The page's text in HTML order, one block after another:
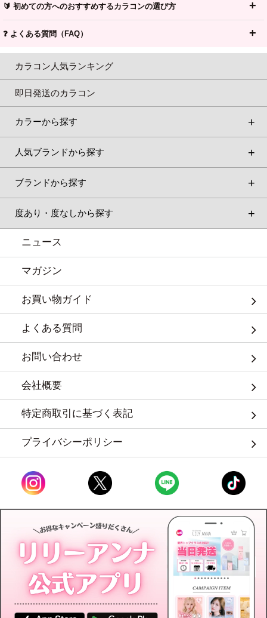
🔰 初めての方へのおすすめするカラコンの選び方
❓ よくある質問（FAQ）
カラコン人気ランキング
即日発送のカラコン
カラーから探す
人気ブランドから探す
ブランドから探す
度あり・度なしから探す
ニュース
マガジン
お買い物ガイド
よくある質問
お問い合わせ
会社概要
特定商取引に基づく表記
プライバシーポリシー